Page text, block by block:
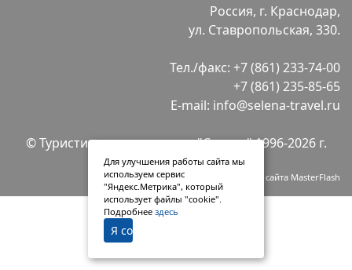
Россия, г. Краснодар,
ул. Ставропольская, 330.
Тел./факс: +7 (861) 233-74-00
+7 (861) 235-85-65
E-mail: info@selena-travel.ru
© Туристическая компания "Селена" 1996-2026 г.
Разработка сайта MasterFlash
Для улучшения работы сайта мы
используем сервис
"Яндекс.Метрика", который
использует файлы "cookie".
Подробнее здесь
Я согласен(на)